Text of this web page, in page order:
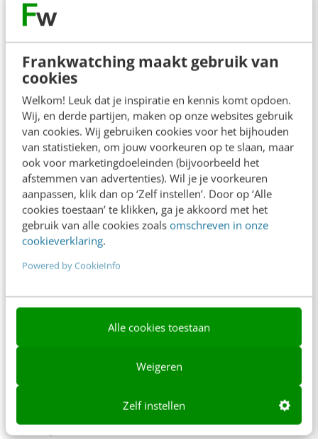
Frankwatching maakt gebruik van
cookies
Welkom! Leuk dat je inspiratie en kennis komt opdoen.
Wij, en derde partijen, maken op onze websites gebruik
van cookies. Wij gebruiken cookies voor het bijhouden
van statistieken, om jouw voorkeuren op te slaan, maar
ook voor marketingdoeleinden (bijvoorbeeld het
afstemmen van advertenties). Wil je je voorkeuren
aanpassen, klik dan op ‘Zelf instellen’. Door op ‘Alle
cookies toestaan’ te klikken, ga je akkoord met het
gebruik van alle cookies zoals omschreven in onze
cookieverklaring.
Powered by CookieInfo
Alle cookies toestaan
Weigeren
Zelf instellen
Over ons
Werken bij
Blog
AI & Tech
Content & Communicatie
Klantcontact & CX
Marketing
Social
Community
Academy
Trainingen